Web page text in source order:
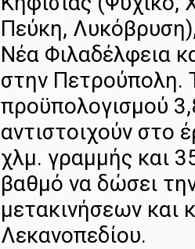
Πεύκη,
Νέα Φιλαδέλφεια
στην Πετρούπολη.
προϋπολογισμού
αντιστοιχούν στο
χλμ. γραμμής και
βαθμό να δώσει
μετακινήσεων και
Λεκανοπεδίου.